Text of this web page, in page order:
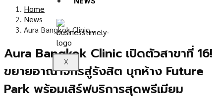
X
Home
News
Aura Bangkok Clinic…
Aura Bangkok Clinic เปิดตัวสาขาที่ 16!
ขยายอาณาจักรสู่รังสิต บุกห้าง Future
Park พร้อมเสิร์ฟบริการสุดพรีเมียม